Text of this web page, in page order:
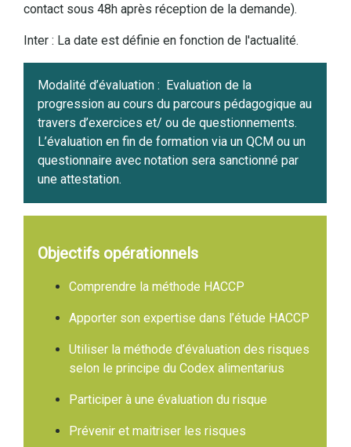
contact sous 48h après réception de la demande).
Inter : La date est définie en fonction de l'actualité.
Modalité d’évaluation :
Evaluation de la
progression au cours du parcours pédagogique au
travers d’exercices et/ ou de questionnements.
L’évaluation en fin de formation via un QCM ou un
questionnaire avec notation sera sanctionné par
une attestation.
Objectifs opérationnels
Comprendre la méthode HACCP
Apporter son expertise dans l’étude HACCP
Utiliser la méthode d’évaluation des risques
selon le principe du Codex alimentarius
Participer à une évaluation du risque
Prévenir et maitriser les risques